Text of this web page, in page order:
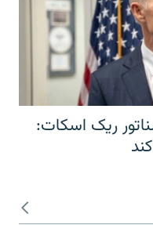
ریک اسکات: